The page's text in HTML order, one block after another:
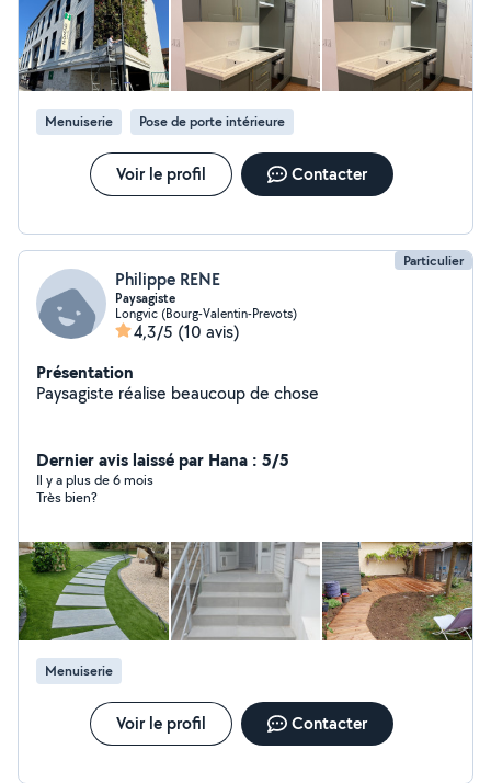
rénovation.
Menuiserie Pose de porte intérieure
Voir le profil Contacter
Particulier
Philippe RENE
Paysagiste
Longvic (Bourg-Valentin-Prevots)
4,3/5 (10 avis)
Présentation
Paysagiste réalise beaucoup de chose
Dernier avis laissé par Hana : 5/5
Il y a plus de 6 mois
Très bien?
Menuiserie
Voir le profil Contacter